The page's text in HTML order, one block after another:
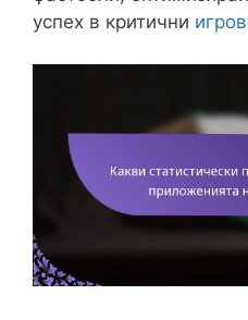
успех в критични